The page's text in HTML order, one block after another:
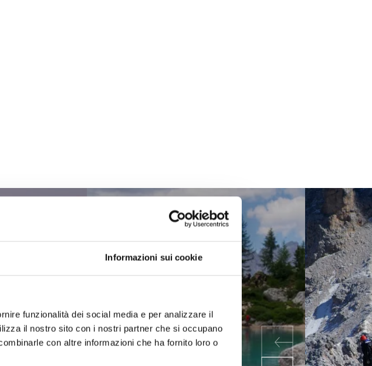
Informazioni sui cookie
funzionalità dei social media e per analizzare il
il nostro sito con i nostri partner che si occupano
con altre informazioni che ha fornito loro o